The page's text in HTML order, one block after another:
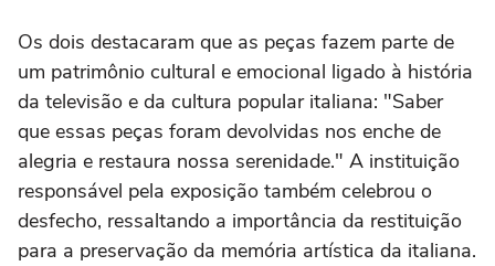
Os dois destacaram que as peças fazem parte de
um patrimônio cultural e emocional ligado à história
da televisão e da cultura popular italiana: "Saber
que essas peças foram devolvidas nos enche de
alegria e restaura nossa serenidade." A instituição
responsável pela exposição também celebrou o
desfecho, ressaltando a importância da restituição
para a preservação da memória artística da italiana.